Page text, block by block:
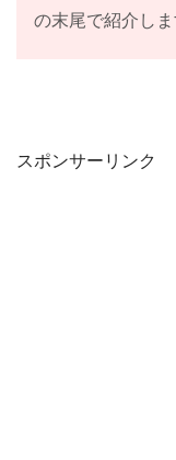
の末尾で紹介しま
スポンサーリンク